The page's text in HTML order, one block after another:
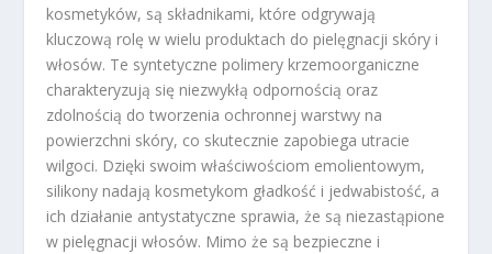
kosmetyków, są składnikami, które odgrywają
kluczową rolę w wielu produktach do pielęgnacji skóry i
włosów. Te syntetyczne polimery krzemoorganiczne
charakteryzują się niezwykłą odpornością oraz
zdolnością do tworzenia ochronnej warstwy na
powierzchni skóry, co skutecznie zapobiega utracie
wilgoci. Dzięki swoim właściwościom emolientowym,
silikony nadają kosmetykom gładkość i jedwabistość, a
ich działanie antystatyczne sprawia, że są niezastąpione
w pielęgnacji włosów. Mimo że są bezpieczne i